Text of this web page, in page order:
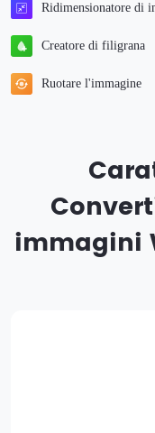
Ridimensionatore di
Creatore di filigrana
Ruotare l'immagine
immagini